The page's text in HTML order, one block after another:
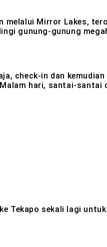
Mirror Lakes,
gunung-gunung
check-in dan
hari, santai-
Tekapo sekali lagi